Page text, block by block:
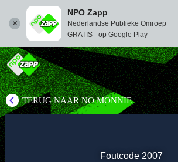
NPO Zapp
Nederlandse Publieke Omroep
GRATIS - op Google Play
TERUG NAAR NO MONNIE
Foutcode 2007